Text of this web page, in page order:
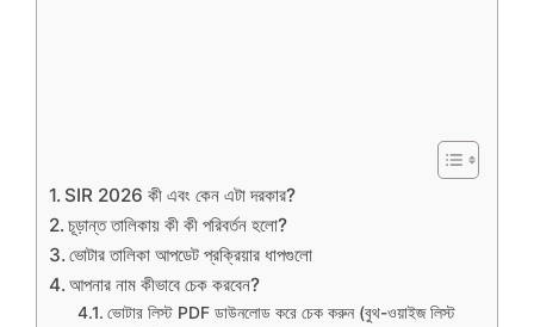
SIR 2026 কী এবং কেন এটা দরকার?
চূড়ান্ত তালিকায় কী কী পরিবর্তন হলো?
ভোটার তালিকা আপডেট প্রক্রিয়ার ধাপগুলো
আপনার নাম কীভাবে চেক করবেন?
ভোটার লিস্ট PDF ডাউনলোড করে চেক করুন (বুথ-ওয়াইজ লিস্ট